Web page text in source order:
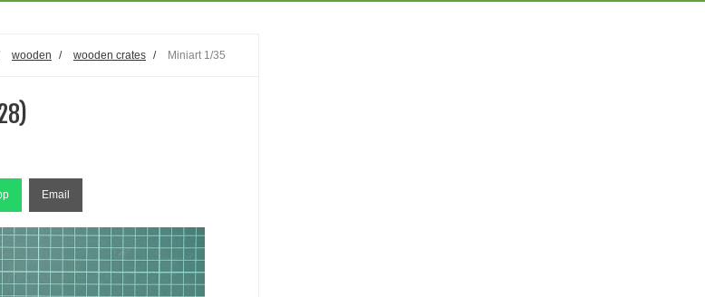
wooden / wooden crates /
Miniart 1/35
Email